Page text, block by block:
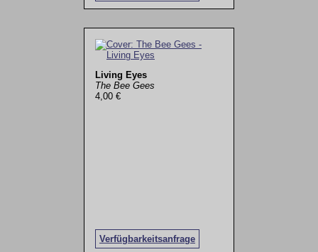
Living Eyes
The Bee Gees
4,00 €
Verfügbarkeitsanfrage